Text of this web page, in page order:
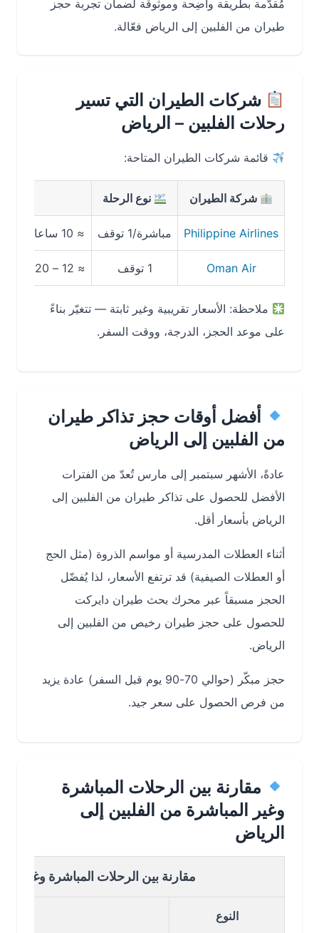
مُقدّمة بطريقة واضِحة وموثوقة لضمان تجربة حجز
طيران من الفلبين إلى الرياض فعّالة.
شركات الطيران التي تسير
رحلات الفلبين – الرياض
قائمة شركات الطيران المتاحة:
شركة الطيران نوع الرحلة
Philippine Airlines مباشرة/1 توقف ≈ 10 ساعات 55 دقيقة (مباشرة)
Oman Air
ملاحظة: الأسعار تقريبية وغير ثابتة — تتغيّر بناءً
على موعد الحجز، الدرجة، ووقت السفر.
أفضل أوقات حجز تذاكر طيران
من الفلبين إلى الرياض
عادةً، الأشهر سبتمبر إلى مارس تُعدّ من الفترات
الأفضل للحصول على تذاكر طيران من الفلبين إلى
الرياض بأسعار أقل.
أثناء العطلات المدرسية أو مواسم الذروة (مثل الحج
أو العطلات الصيفية) قد ترتفع الأسعار، لذا يُفضّل
الحجز مسبقاً عبر محرك بحث طيران دايركت
للحصول على حجز طيران رخيص من الفلبين إلى
الرياض.
حجز مبكّر (حوالي 70-90 يوم قبل السفر) عادة يزيد
من فرص الحصول على سعر جيد.
مقارنة بين الرحلات المباشرة
وغير المباشرة من الفلبين إلى
الرياض
مقارنة بين الرحلات المباشرة وغير